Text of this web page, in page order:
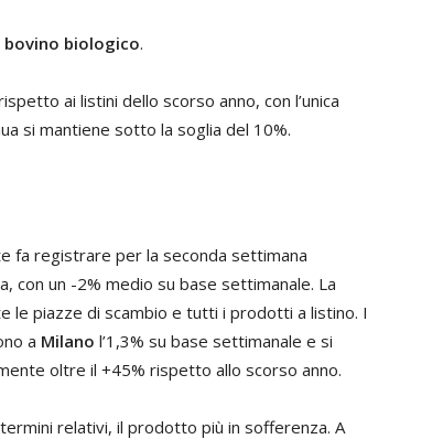
biologico.
ai listini dello scorso anno, con l’unica
si mantiene sotto la soglia del 10%.
fa registrare per la seconda settimana
un -2% medio su base settimanale. La
le piazze di scambio e tutti i prodotti a listino. I
a Milano l’1,3% su base settimanale e si
oltre il +45% rispetto allo scorso anno.
relativi, il prodotto più in sofferenza. A